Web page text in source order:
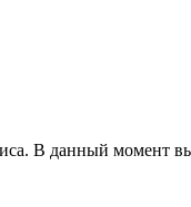
В данный момент вы